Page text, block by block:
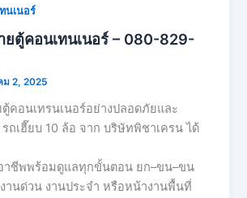
นเนอร์
ยตู้คอนเทนเนอร์ – 080-829-
ม 2, 2025
คอนเทรนเนอร์อย่างปลอดภัยและ
รถเฮี๊ยบ 10 ล้อ จาก บริษัทพิชาเครน ได้
าชีพพร้อมดูแลทุกขั้นตอน ยก–ขน–ขน
านด่วน งานประจำ หรือหน้างานพื้นที่